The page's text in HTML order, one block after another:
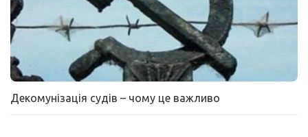
Декомунізація судів – чому це важливо